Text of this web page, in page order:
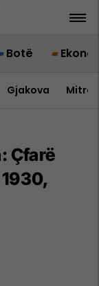
Botë
Gjakova
Çfarë